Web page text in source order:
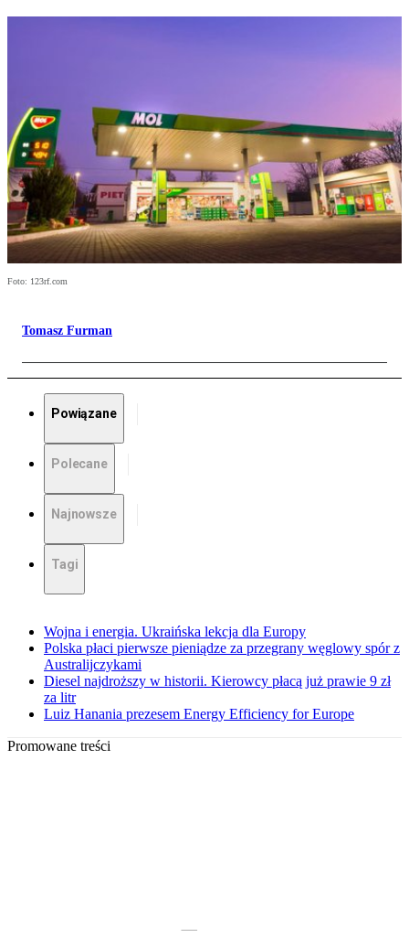
Foto: 123rf.com
Tomasz Furman
Powiązane
Polecane
Najnowsze
Tagi
Wojna i energia. Ukraińska lekcja dla Europy
Polska płaci pierwsze pieniądze za przegrany węglowy spór z
Australijczykami
Diesel najdroższy w historii. Kierowcy płacą już prawie 9 zł
za litr
Luiz Hanania prezesem Energy Efficiency for Europe
Promowane treści